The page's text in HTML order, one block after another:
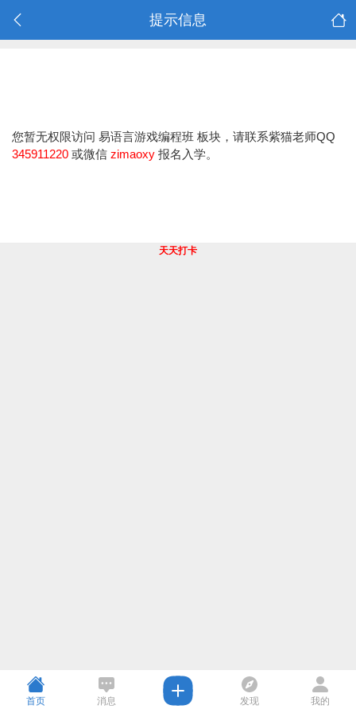
提示信息
您暂无权限访问 易语言游戏编程班 板块，请联系紫猫老师QQ
345911220 或微信 zimaoxy 报名入学。
天天打卡
首页 消息 发现 我的